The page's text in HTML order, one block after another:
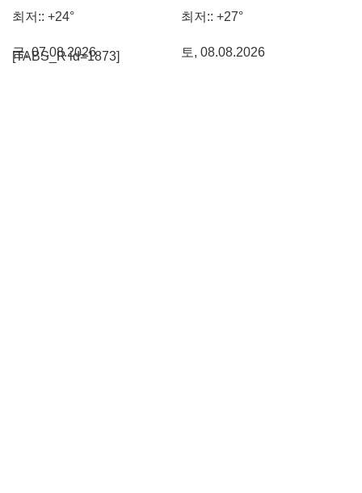
최저:: +24°
금, 07.08.2026
최저:: +27°
토, 08.08.2026
[TABS_R id=1873]